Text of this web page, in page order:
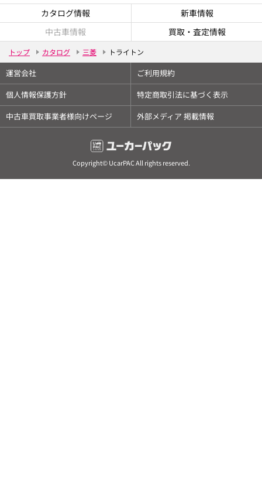
カタログ情報
新車情報
中古車情報
買取・査定情報
トップ カタログ 三菱 トライトン
運営会社
ご利用規約
個人情報保護方針
特定商取引法に基づく表示
中古車買取事業者様向けページ
外部メディア 掲載情報
Copyright© UcarPAC All rights reserved.